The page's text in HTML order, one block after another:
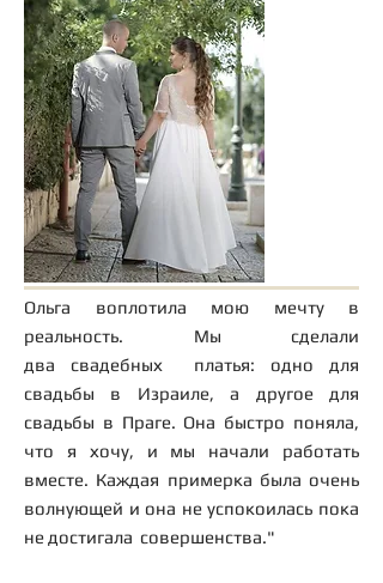
"
Ольга воплотила мою мечту в
реальность. Мы сделали
два свадебных платья: одно для
свадьбы в Израиле, а другое для
свадьбы в Праге. Она быстро поняла,
что я хочу, и мы начали работать
вместе. Каждая примерка была очень
волнующей и она не успокоилась пока
не достигала совершенства."